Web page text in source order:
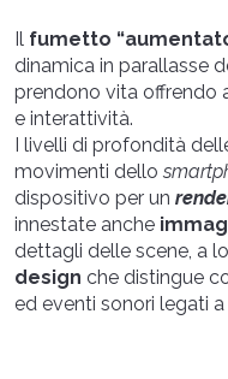
Il fumetto
dinamica in parallasse
prendono vita offrendo
e interattività.
I livelli di profondità
movimenti dello
dispositivo per un
innestate anche
dettagli delle scene, a
design che distingue
ed eventi sonori legati